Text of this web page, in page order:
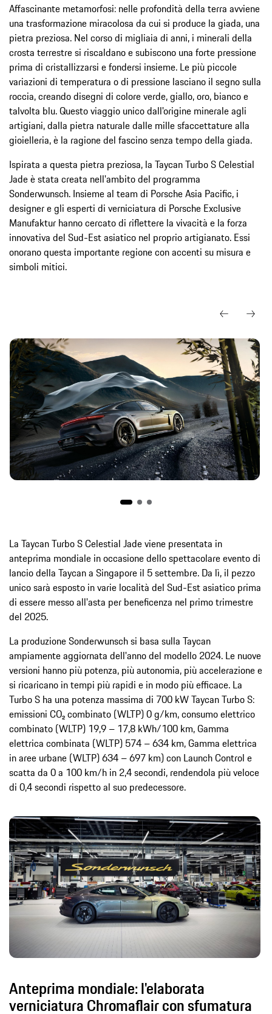
Affascinante metamorfosi: nelle profondità della terra avviene
una trasformazione miracolosa da cui si produce la giada, una
pietra preziosa. Nel corso di migliaia di anni, i minerali della
crosta terrestre si riscaldano e subiscono una forte pressione
prima di cristallizzarsi e fondersi insieme. Le più piccole
variazioni di temperatura o di pressione lasciano il segno sulla
roccia, creando disegni di colore verde, giallo, oro, bianco e
talvolta blu. Questo viaggio unico dall'origine minerale agli
artigiani, dalla pietra naturale dalle mille sfaccettature alla
gioielleria, è la ragione del fascino senza tempo della giada.
Ispirata a questa pietra preziosa, la Taycan Turbo S Celestial
Jade è stata creata nell'ambito del programma
Sonderwunsch. Insieme al team di Porsche Asia Pacific, i
designer e gli esperti di verniciatura di Porsche Exclusive
Manufaktur hanno cercato di riflettere la vivacità e la forza
innovativa del Sud-Est asiatico nel proprio artigianato. Essi
onorano questa importante regione con accenti su misura e
simboli mitici.
La Taycan Turbo S Celestial Jade viene presentata in
anteprima mondiale in occasione dello spettacolare evento di
lancio della Taycan a Singapore il 5 settembre. Da lì, il pezzo
unico sarà esposto in varie località del Sud-Est asiatico prima
di essere messo all'asta per beneficenza nel primo trimestre
del 2025.
La produzione Sonderwunsch si basa sulla Taycan
ampiamente aggiornata dell'anno del modello 2024. Le nuove
versioni hanno più potenza, più autonomia, più accelerazione e
si ricaricano in tempi più rapidi e in modo più efficace. La
Turbo S ha una potenza massima di 700 kW Taycan Turbo S:
emissioni CO₂ combinato (WLTP) 0 g/km, consumo elettrico
combinato (WLTP) 19,9 – 17,8 kWh/100 km, Gamma
elettrica combinata (WLTP) 574 – 634 km, Gamma elettrica
in aree urbane (WLTP) 634 – 697 km) con Launch Control e
scatta da 0 a 100 km/h in 2,4 secondi, rendendola più veloce
di 0,4 secondi rispetto al suo predecessore.
Anteprima mondiale: l'elaborata
verniciatura Chromaflair con sfumatura